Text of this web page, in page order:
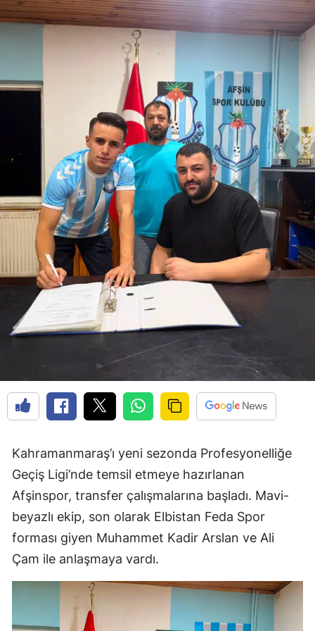
Kahramanmaraş’ı yeni sezonda Profesyonelliğe
Geçiş Ligi’nde temsil etmeye hazırlanan
Afşinspor, transfer çalışmalarına başladı. Mavi-
beyazlı ekip, son olarak Elbistan Feda Spor
forması giyen Muhammet Kadir Arslan ve Ali
Çam ile anlaşmaya vardı.